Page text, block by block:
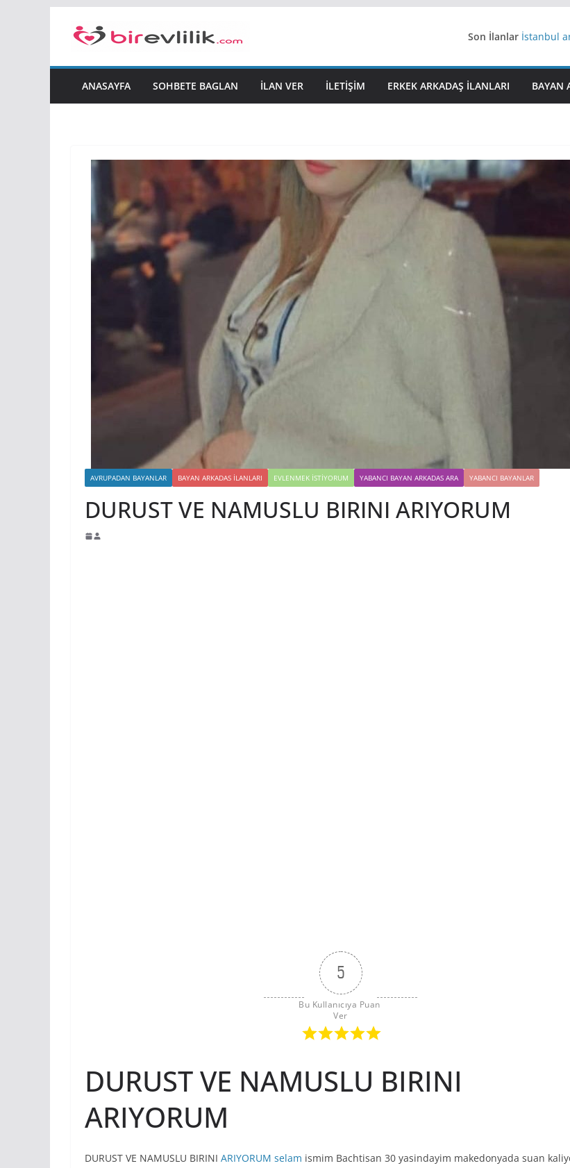
Son İlanlar İstanbul
Yeni Bir
iş
ANASAYFA SOHBETE BAGLAN İLAN VER İLETIŞIM ERKEK ARKADAŞ ILANLARI BAYAN
AVRUPADAN BAYANLAR BAYAN ARKADAS ILANLARI EVLENMEK İSTIYORUM YABANCI BAYAN ARKADAS ARA YABANCI BAYANLAR
DURUST VE NAMUSLU BIRINI ARIYORUM
5
Bu Kullanıcıya Puan
Ver
DURUST VE NAMUSLU BIRINI
ARIYORUM
DURUST VE NAMUSLU BIRINI ARIYORUM selam ismim Bachtisan 30 yasindayim makedonyada suan